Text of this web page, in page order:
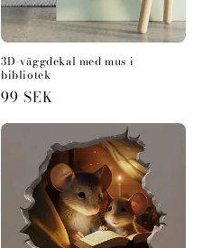
3D-väggdekal med mus i
bibliotek
Ordinarie
pris
99 SEK